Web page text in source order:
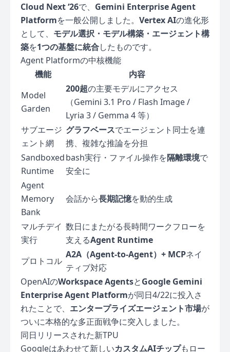
Cloud Next ‘26で、 Gemini Enterprise Agent
Platformを一般公開しました。 Vertex AIの進化形
として、 モデル選択・モデル構築・エージェント構
築を1つの基盤に統合したものです。
Agent Platformの中核機能
機能
内容
Model
Garden
200超の主要モデルにアクセス
（Gemini 3.1 Pro / Flash Image /
Lyria 3 / Gemma 4 等）
サブエージ
ェント網
グラフベースでエージェント同士を連
携、複雑な推論を分担
Sandboxed
Runtime
bash実行・ファイル操作を隔離環境で
安全に
Agent
Memory
Bank
会話から長期記憶を動的生成
マルチデイ
実行
数日にまたがる長時間ワークフローを
支えるAgent Runtime
プロトコル
A2A（Agent-to-Agent）+ MCPネイ
ティブ対応
OpenAIのWorkspace AgentsとGoogle Gemini
Enterprise Agent Platformが同日4/22に投入さ
れたことで、 エンタープライズエージェント市場が
ついに本格的な多正面戦争に突入しました。
同日リリースされた新TPU
Googleはあわせて新しいカスタムAIチップもロー